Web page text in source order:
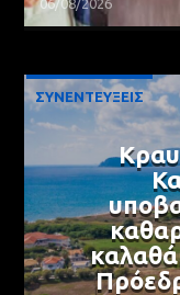
06/08/2026
ΣΥΝΕΝΤΕΥΞΕΙΣ